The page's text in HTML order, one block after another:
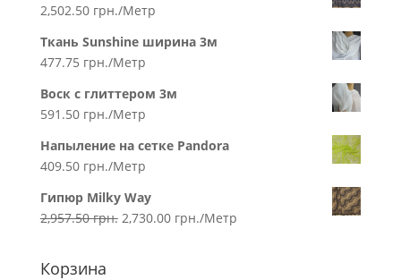
2,502.50 грн./Метр
Ткань Sunshine ширина 3м
477.75 грн./Метр
Воск с глиттером 3м
591.50 грн./Метр
Напыление на сетке Pandora
409.50 грн./Метр
Гипюр Milky Way
2,957.50грн. 2,730.00 грн./Метр
Корзина